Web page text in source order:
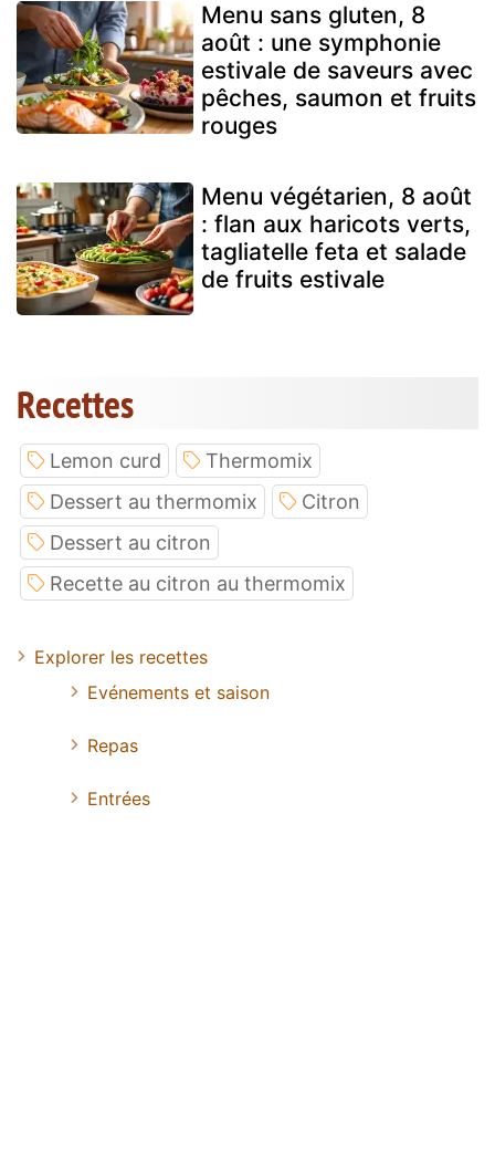
Menu sans gluten, 8
août : une symphonie
estivale de saveurs avec
pêches, saumon et fruits
rouges
Menu végétarien, 8 août
: flan aux haricots verts,
tagliatelle feta et salade
de fruits estivale
Recettes
Lemon curd
Thermomix
Dessert au thermomix
Citron
Dessert au citron
Recette au citron au thermomix
Explorer les recettes
Evénements et saison
Repas
Entrées